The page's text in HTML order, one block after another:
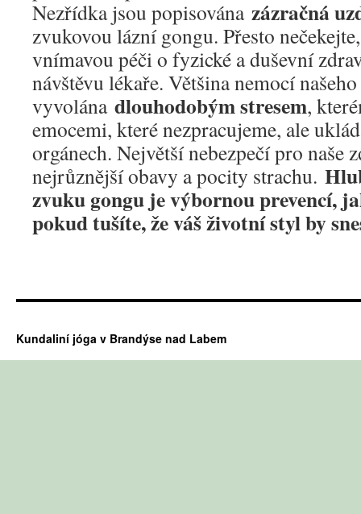
Nezřídka jsou popisována zázračná
zvukovou lázní gongu. Přesto
vnímavou péči o fyzické a duševní
návštěvu lékaře. Většina nemocí
vyvolána dlouhodobým stresem,
emocemi, které nezpracujeme, ale
orgánech. Největší nebezpečí pro naše
nejrůznější obavy a pocity strachu.
zvuku gongu je výbornou prevencí,
pokud tušíte, že váš životní styl by
Kundaliní jóga v Brandýse nad Labem